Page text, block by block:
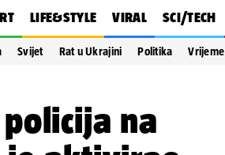
LIFE&STYLE VIRAL SCI/TECH
Svijet Rat u Ukrajini Politika Vrijeme
na